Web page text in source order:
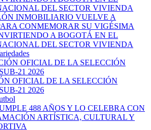
INMOBILIARIO VUELVE A
CONMEMORAR SU VIGÉSIMA
A BOGOTÁ EN EL
DEL SECTOR VIVIENDA
OFICIAL DE LA SELECCIÓN
21 2026